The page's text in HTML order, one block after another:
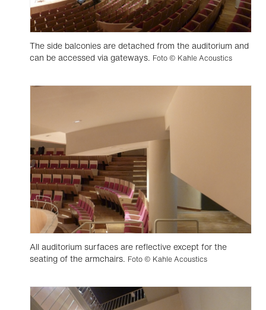
The side balconies are detached from the auditorium and
can be accessed via gateways. Foto © Kahle Acoustics
All auditorium surfaces are reflective except for the
seating of the armchairs. Foto © Kahle Acoustics